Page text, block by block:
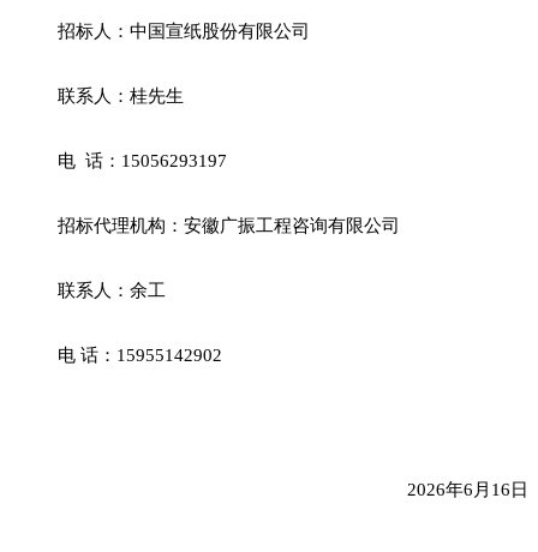
招标人：中国宣纸股份有限公司
联系人： 桂先生
电 话： 15056293197
招标代理机构：安徽广振工程咨询有限公司
联系人： 余工
电 话： 15955142902
2026年6 月 16 日